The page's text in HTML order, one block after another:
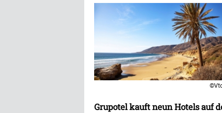
Grupotel kauft neun Hotels auf